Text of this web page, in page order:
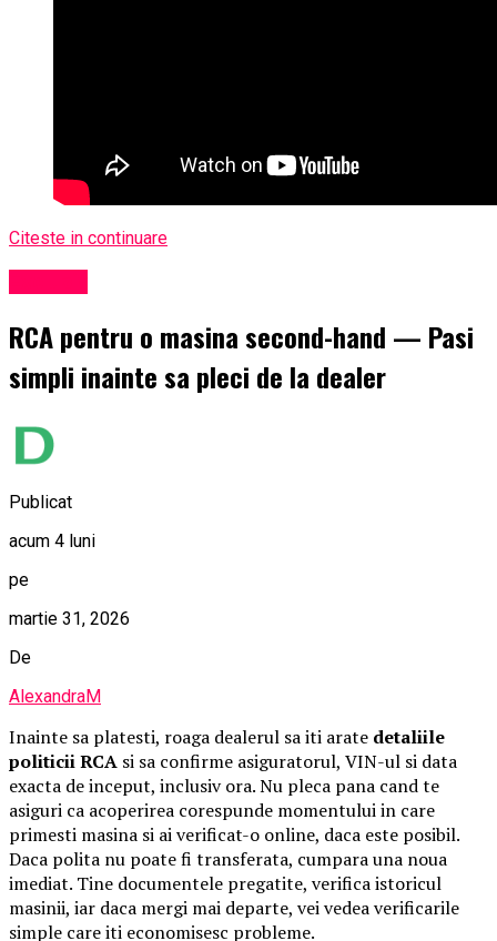
Citeste in continuare
RCA pentru o masina second-hand — Pasi
simpli inainte sa pleci de la dealer
Publicat
acum 4 luni
pe
martie 31, 2026
De
AlexandraM
Inainte sa platesti, roaga dealerul sa iti arate detaliile
politicii RCA si sa confirme asiguratorul, VIN-ul si data
exacta de inceput, inclusiv ora. Nu pleca pana cand te
asiguri ca acoperirea corespunde momentului in care
primesti masina si ai verificat-o online, daca este posibil.
Daca polita nu poate fi transferata, cumpara una noua
imediat. Tine documentele pregatite, verifica istoricul
masinii, iar daca mergi mai departe, vei vedea verificarile
simple care iti economisesc probleme.